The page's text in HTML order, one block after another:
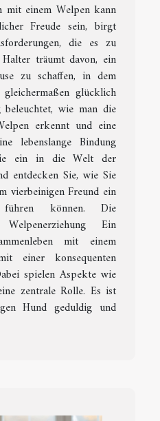
mit einem Welpen kann
Freude sein, birgt
die es zu
träumt davon, ein
zu schaffen, in dem
glücklich
wie man die
erkennt und eine
lebenslange Bindung
ein in die Welt der
entdecken Sie, wie Sie
vierbeinigen Freund ein
können. Die
Ein
mit einem
einer konsequenten
spielen Aspekte wie
zentrale Rolle. Es ist
Hund geduldig und